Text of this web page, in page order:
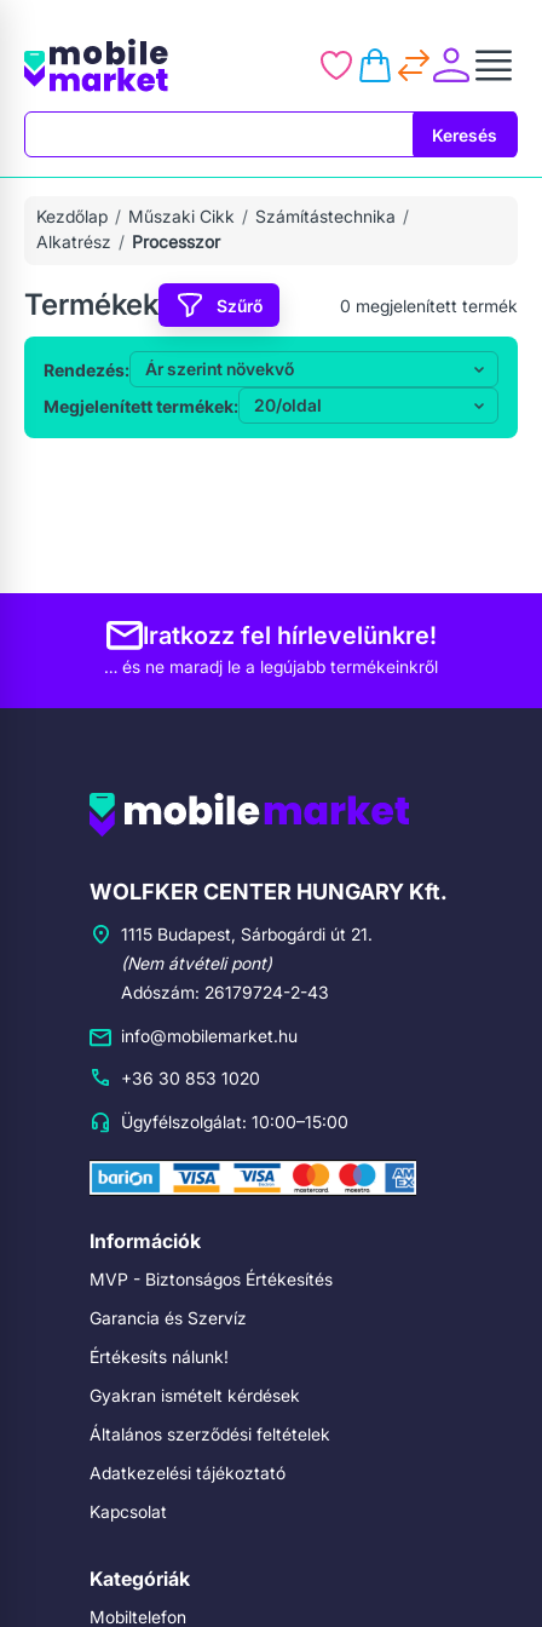
Keresés
Kezdőlap Műszaki Cikk
Számítástechnika
Alkatrész
Processzor
Termékek Szűrő 0 megjelenített termék
Rendezés:
Megjelenített termékek:
Iratkozz fel hírlevelünkre!
… és ne maradj le a legújabb termékeinkről
Cégadatok
WOLFKER CENTER HUNGARY Kft.
1115 Budapest, Sárbogárdi út 21.
(Nem átvételi pont)
Adószám: 26179724-2-43
info@mobilemarket.hu
+36 30 853 1020
Ügyfélszolgálat: 10:00–15:00
Információk
MVP - Biztonságos Értékesítés
Garancia és Szervíz
Értékesíts nálunk!
Gyakran ismételt kérdések
Általános szerződési feltételek
Adatkezelési tájékoztató
Kapcsolat
Kategóriák
Mobiltelefon